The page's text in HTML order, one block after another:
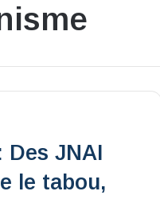
JNAI
le tabou,